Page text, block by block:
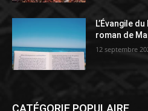
L’Évangile
roman de
12 septembre
CATÉGORIE POPULAIRE